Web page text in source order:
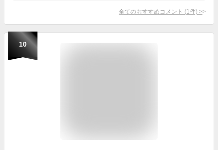
全てのおすすめコメント (1 件) >
10